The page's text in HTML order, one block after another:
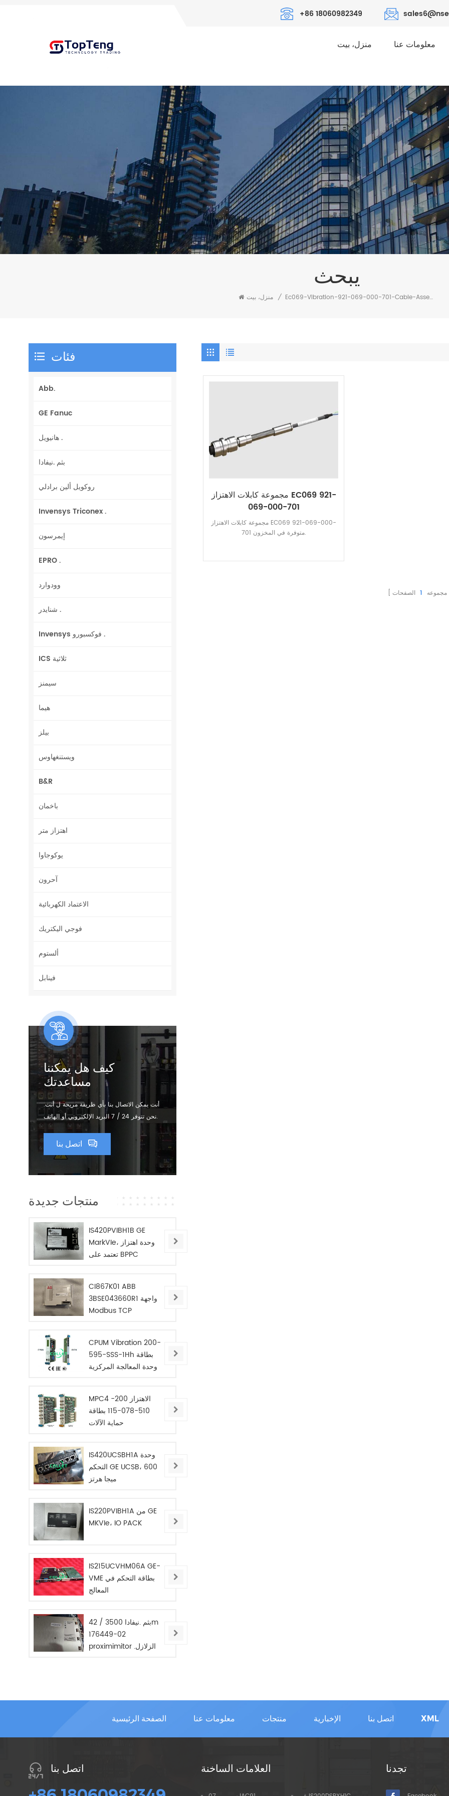
+86 18060982349
منزل، بيت معلومات عنا
يبحث
منزل، بيت / Ec069-Vibration-921-069-000-701-Cable-Assembly
مجموعة كابلات الاهتزاز EC069 921-
069-000-701
مجموعة كابلات الاهتزاز EC069 921-069-000-
701 متوفرة في المخزون.
مجموعه 1 الصفحات
فئات
Abb.
GE Fanuc
هانيويل .
بثم .نيفادا
روكويل ألين برادلي
Invensys Triconex .
إيمرسون
EPRO .
وودوارد
شنايدر .
Invensys فوكسبورو .
ICS ثلاثية
سيمنز
هيما
بيلز
ويستنغهاوس
B&R
باخمان
اهتزاز متر
يوكوجاوا
آحرون
الاعتماد الكهربائية
فوجي اليكتريك
ألستوم
فينابل
كيف هل يمكننا
مساعدتك
أنت يمكن الاتصال بنا بأي طريقة مريحة ل أنت.
نحن تتوفر 24 / 7 البريد الإلكتروني أو الهاتف.
اتصل بنا
منتجات جديدة
IS420PVIBH1B GE
MarkVIe، وحدة اهتزاز
تعتمد على BPPC
CI867K01 ABB
3BSE043660R1 واجهة
Modbus TCP
CPUM Vibration 200-
595-SSS-1Hh بطاقة
وحدة المعالجة المركزية
MPC4 الاهتزاز 200-
510-078-115 بطاقة
حماية الآلات
IS420UCSBH1A وحدة
التحكم GE UCSB، 600
ميجا هرتز
IS220PVIBH1A من GE
MKVIe، IO PACK
IS215UCVHM06A GE-
VME بطاقة التحكم في
المعالج
بثم .نيفادا 3500 / 42m
176449-02
proximimitor .الزلازل
الصفحة الرئيسية معلومات عنا منتجات الإخبارية اتصل بنا XML
اتصل بنا العلامات الساخنة تجدنا